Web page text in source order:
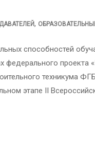
,
способностей
проекта
техникума
этапе II